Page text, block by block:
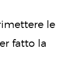
le
fatto la